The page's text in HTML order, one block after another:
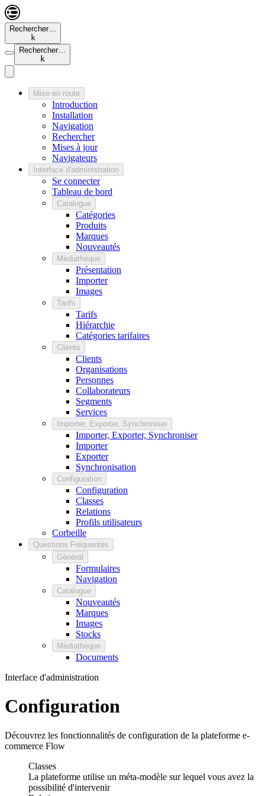
Rechercher…
k
Rechercher…
k
Mise en route
Introduction
Installation
Navigation
Rechercher
Mises à jour
Navigateurs
Interface d'administration
Se connecter
Tableau de bord
Catalogue
Catégories
Produits
Marques
Nouveautés
Médiathèque
Présentation
Importer
Images
Tarifs
Tarifs
Hiérarchie
Catégories tarifaires
Clients
Clients
Organisations
Personnes
Collaborateurs
Segments
Services
Importer, Exporter, Synchroniser
Importer, Exporter, Synchroniser
Importer
Exporter
Synchronisation
Configuration
Configuration
Classes
Relations
Profils utilisateurs
Corbeille
Questions Fréquentes
Général
Formulaires
Navigation
Catalogue
Nouveautés
Marques
Images
Stocks
Médiathèque
Documents
Interface d'administration
Configuration
Découvrez les fonctionnalités de configuration de la plateforme e-
commerce Flow
Classes
La plateforme utilise un méta-modèle sur lequel vous avez la
possibilité d'intervenir